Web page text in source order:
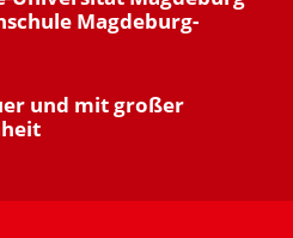
Magdeburg-
und mit großer